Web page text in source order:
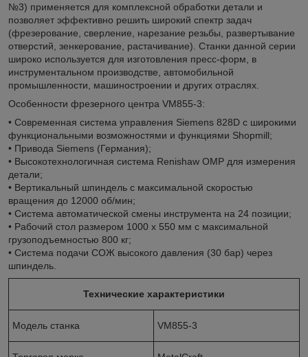
№3) применяется для комплексной обработки детали и
позволяет эффективно решить широкий спектр задач
(фрезерование, сверление, нарезание резьбы, развертывание
отверстий, зенкерование, растачивание). Станки данной серии
широко используется для изготовления пресс-форм, в
инструментальном производстве, автомобильной
промышленности, машиностроении и других отраслях.
Особенности фрезерного центра VM855-3:
• Современная система управления Siemens 828D с широкими
функциональными возможностями и функциями Shopmill;
• Привода Siemens (Германия);
• Высокотехнологичная система Renishaw OMP для измерения
детали;
• Вертикальный шпиндель с максимальной скоростью
вращения до 12000 об/мин;
• Система автоматической смены инструмента на 24 позиции;
• Рабочий стол размером 1000 x 550 мм с максимальной
грузоподъемностью 800 кг;
• Система подачи СОЖ высокого давления (30 бар) через
шпиндель.
Технические характеристики
Модель станка VM855-3